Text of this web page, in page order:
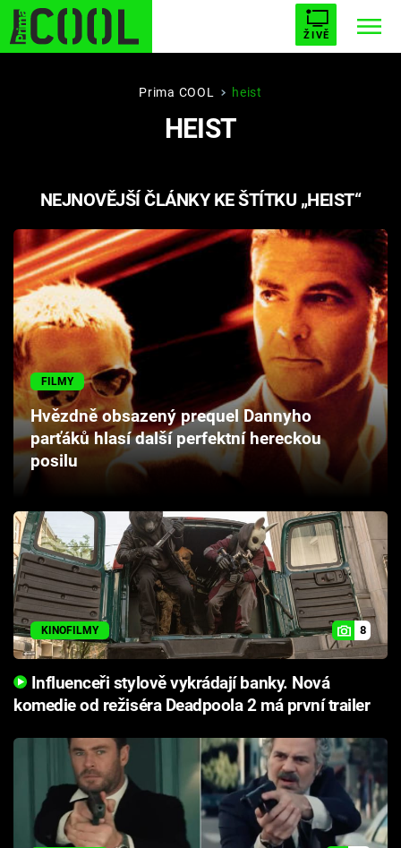
ŽIVĚ
BUFFY, PŘEMOŽITELKA UPÍRŮ
AVENGERS 5
Témata
Filmy
Seriály
Hry
Cool Esport
Pořady
TV Program
Sledujte prima+
Přihlášení
Sledujte nás
Prima COOL heist
HEIST
NEJNOVĚJŠÍ ČLÁNKY KE ŠTÍTKU „HEIST“
FILMY
Hvězdně obsazený prequel Dannyho
parťáků hlasí další perfektní hereckou
posilu
KINOFILMY 8
Influenceři stylově vykrádají banky. Nová
komedie od režiséra Deadpoola 2 má první trailer